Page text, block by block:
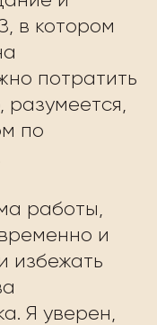
в котором
потратить
разумеется,
по
работы,
и
избежать
Я уверен,